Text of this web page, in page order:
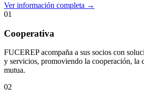
Ver información completa →
01
Cooperativa
FUCEREP acompaña a sus socios con
y servicios, promoviendo la cooperación, la
mutua.
02